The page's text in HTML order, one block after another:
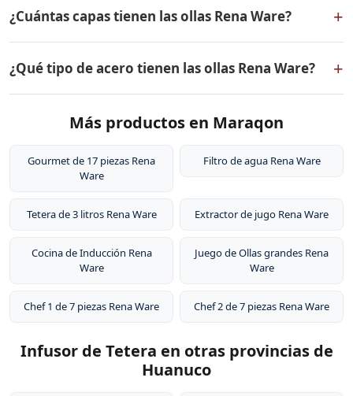
defectos de fabricación. Todos los productos Rena
Ware están fabricados en acero inoxidable quirúrgico
18/10 de la más alta calidad.
¿Cuántas capas tienen las ollas Rena Ware? +
dos capas externas de acero inoxidable quirúrgico
18/10, dos capas de aleación de aluminio para
aluminio puro. Este diseño permite cocinar a baja
alimentos.
¿Qué tipo de acero tienen las ollas Rena Ware? +
inoxidable quirúrgico 18/10 (18% cromo, 10% níquel).
sustancias tóxicas, no altera el sabor de los alimentos y
es extremadamente duradero. Por eso tienen garantía
Más productos en Maraqon
Gourmet de 17 piezas Rena
Ware
Filtro de agua Rena Ware
Tetera de 3 litros Rena Ware Extractor de jugo Rena Ware
Cocina de Inducción Rena
Ware
Juego de Ollas grandes Rena
Ware
Chef 1 de 7 piezas Rena Ware Chef 2 de 7 piezas Rena Ware
Infusor de Tetera en otras provincias de
Huanuco